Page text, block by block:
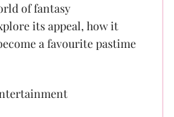
of fantasy
its appeal, how it
a favourite pastime